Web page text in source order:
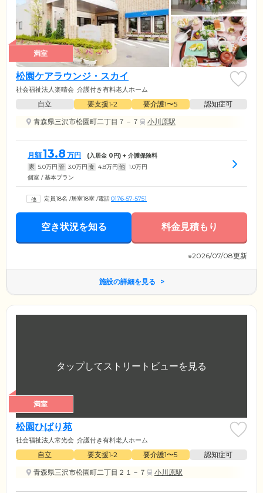
満室
松園ケアラウンジ・スカイ
社会福祉法人楽晴会 介護付き有料老人ホーム
自立 要支援1•2 要介護1〜5
認知症可
青森県三沢市松園町二丁目７－７
小川原駅
月額13.8 万円 (入居金 0円) + 介護保険料
家 5.0万円 管 3.0万円 食 4.8万円 他 1.0万円
個室 / 基本プラン
定員18名 /居室18室 /電話0176-57-5751
空き状況を知る 料金見積もり
※2026/07/08更新
施設の詳細を見る
満室
松園ひばり苑
社会福祉法人常光会 介護付き有料老人ホーム
自立 要支援1•2 要介護1〜5
認知症可
青森県三沢市松園町二丁目２１－７
小川原駅